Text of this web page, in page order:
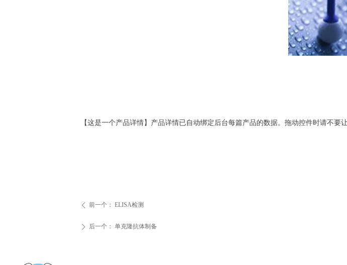
ꄴ 前一个： ELISA检测
ꄲ 后一个： 单克隆抗体制备
【这是一个产品详情】产品详情已自动绑定后台每篇产品的数据。拖动控件时请不